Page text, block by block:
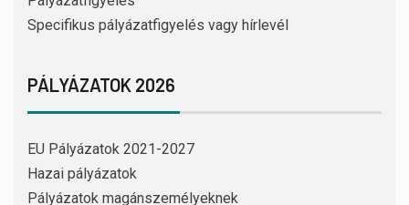
Specifikus pályázatfigyelés vagy hírlevél
PÁLYÁZATOK 2026
EU Pályázatok 2021-2027
Hazai pályázatok
Pályázatok magánszemélyeknek